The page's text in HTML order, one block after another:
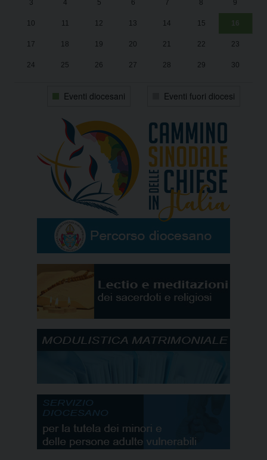
3 4 5 6 7 8 9
10 11 12 13 14 15 16
17 18 19 20 21 22 23
24 25 26 27 28 29 30
Eventi diocesani Eventi fuori diocesi